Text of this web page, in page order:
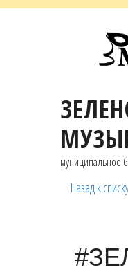
муниципальное
Назад к